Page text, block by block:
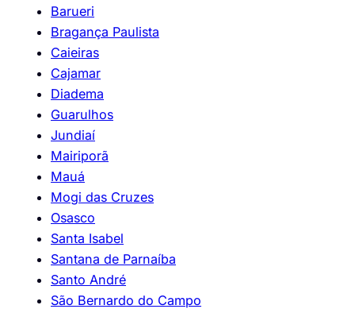
Barueri
Bragança Paulista
Caieiras
Cajamar
Diadema
Guarulhos
Jundiaí
Mairiporã
Mauá
Mogi das Cruzes
Osasco
Santa Isabel
Santana de Parnaíba
Santo André
São Bernardo do Campo